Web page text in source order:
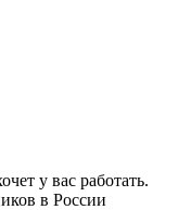
у вас работать.
в России